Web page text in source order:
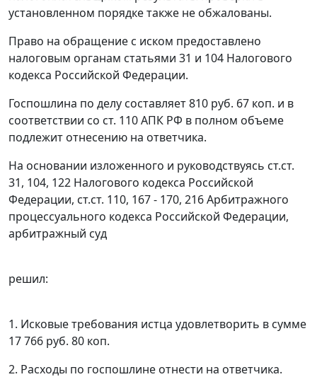
установленном порядке также не обжалованы.
Право на обращение с иском предоставлено
налоговым органам статьями 31 и 104 Налогового
кодекса Российской Федерации.
Госпошлина по делу составляет 810 руб. 67 коп. и в
соответствии со ст. 110АПК РФ в полном объеме
подлежит отнесению на ответчика.
На основании изложенного и руководствуясь ст.ст.
31, 104, 122 Налогового кодекса Российской
Федерации, ст.ст. 110, 167 - 170, 216Арбитражного
процессуального кодекса Российской Федерации,
арбитражный суд
решил:
1. Исковые требования истца удовлетворить в сумме
17 766 руб. 80 коп.
2. Расходы по госпошлине отнести на ответчика.